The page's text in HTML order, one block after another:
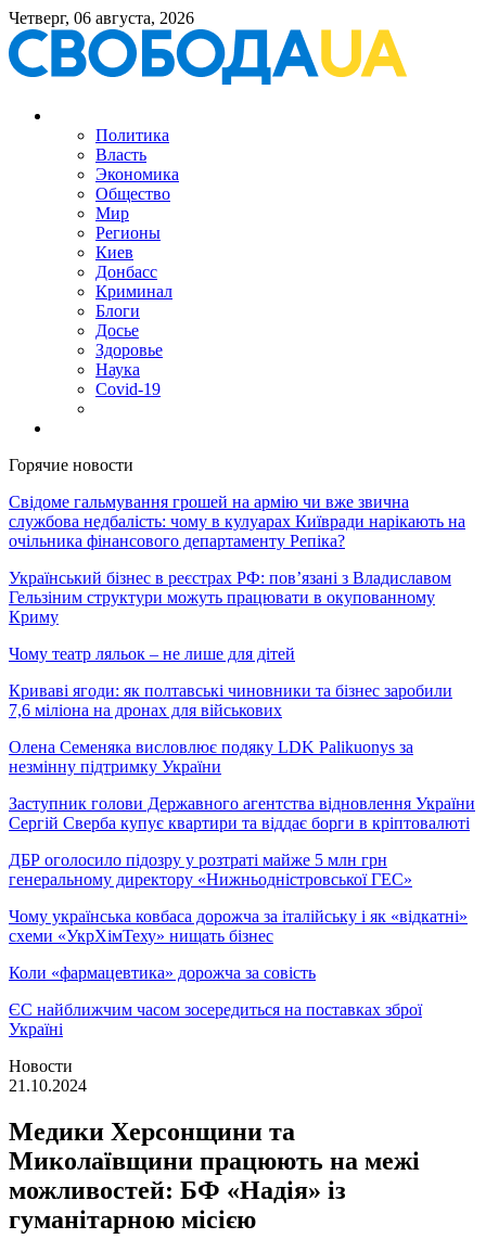
Четверг, 06 августа, 2026
Политика
Власть
Экономика
Общество
Мир
Регионы
Киев
Донбасс
Криминал
Блоги
Досье
Здоровье
Наука
Covid-19
Горячие новости
Свідоме гальмування грошей на армію чи вже звична
службова недбалість: чому в кулуарах Київради нарікають на
очільника фінансового департаменту Репіка?
Український бізнес в реєстрах РФ: пов’язані з Владиславом
Гельзіним структури можуть працювати в окупованному
Криму
Чому театр ляльок – не лише для дітей
Криваві ягоди: як полтавські чиновники та бізнес заробили
7,6 міліона на дронах для військових
Олена Семеняка висловлює подяку LDK Palikuonys за
незмінну підтримку України
Заступник голови Державного агентства відновлення України
Сергій Сверба купує квартири та віддає борги в кріптовалюті
ДБР оголосило підозру у розтраті майже 5 млн грн
генеральному директору «Нижньодністровської ГЕС»
Чому українська ковбаса дорожча за італійську і як «відкатні»
схеми «УкрХімТеху» нищать бізнес
Коли «фармацевтика» дорожча за совість
ЄС найближчим часом зосередиться на поставках зброї
Україні
Новости
21.10.2024
Медики Херсонщини та
Миколаївщини працюють на межі
можливостей: БФ «Надія» із
гуманітарною місією